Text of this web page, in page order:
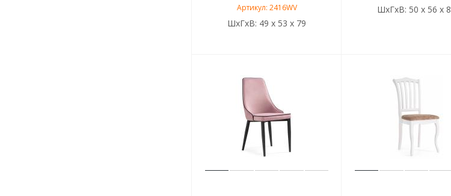
Артикул: 2416WV
ШхГхВ: 49 х 53 х 79
ШхГхВ: 50 х 56 х